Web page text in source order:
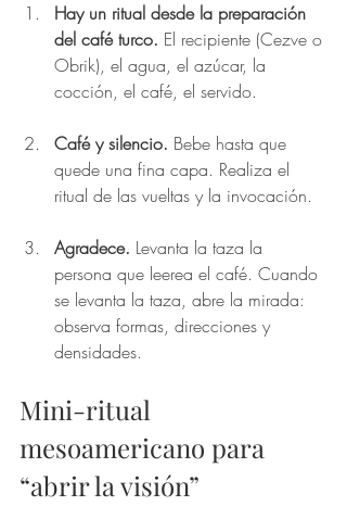
Hay un ritual desde la preparación
del café turco. El recipiente (Cezve o
Obrik), el agua, el azúcar, la
cocción, el café, el servido.
Café y silencio. Bebe hasta que
quede una fina capa. Realiza el
ritual de las vueltas y la invocación.
Agradece. Levanta la taza la
persona que leerea el café. Cuando
se levanta la taza, abre la mirada:
observa formas, direcciones y
densidades.
Mini-ritual
mesoamericano para
“abrir la visión”